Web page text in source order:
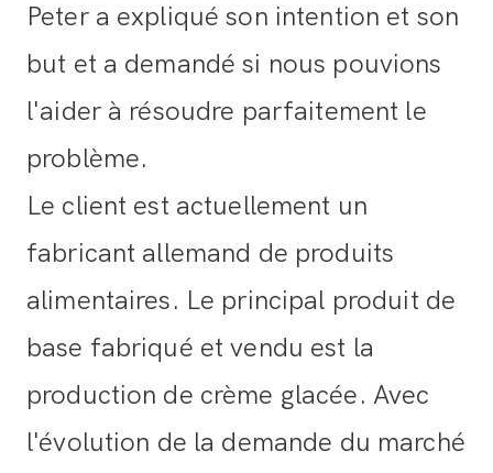
Peter a expliqué son intention et son
but et a demandé si nous pouvions
l'aider à résoudre parfaitement le
problème.
Le client est actuellement un
fabricant allemand de produits
alimentaires. Le principal produit de
base fabriqué et vendu est la
production de crème glacée. Avec
l'évolution de la demande du marché